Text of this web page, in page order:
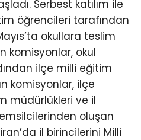
Serbest katılım ile
öğrencileri tarafından
okullara teslim
komisyonlar, okul
ilçe milli eğitim
komisyonlar, ilçe
müdürlükleri ve il
oluşan
il birincilerini Milli